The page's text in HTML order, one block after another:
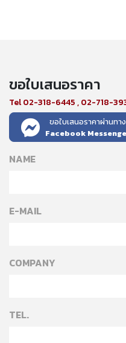
ขอใบเสนอราคา
Tel 02-318-6445 , 02-718-
ขอใบเสนอราคาผ่านทาง
Facebook
NAME
E-MAIL
COMPANY
TEL.